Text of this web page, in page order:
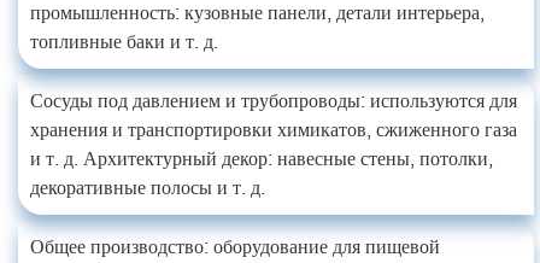
промышленность: кузовные панели, детали интерьера,
топливные баки и т. д.
Сосуды под давлением и трубопроводы: используются для
хранения и транспортировки химикатов, сжиженного газа
и т. д. Архитектурный декор: навесные стены, потолки,
декоративные полосы и т. д.
Общее производство: оборудование для пищевой